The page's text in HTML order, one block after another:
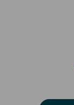
Beauty
Beauty